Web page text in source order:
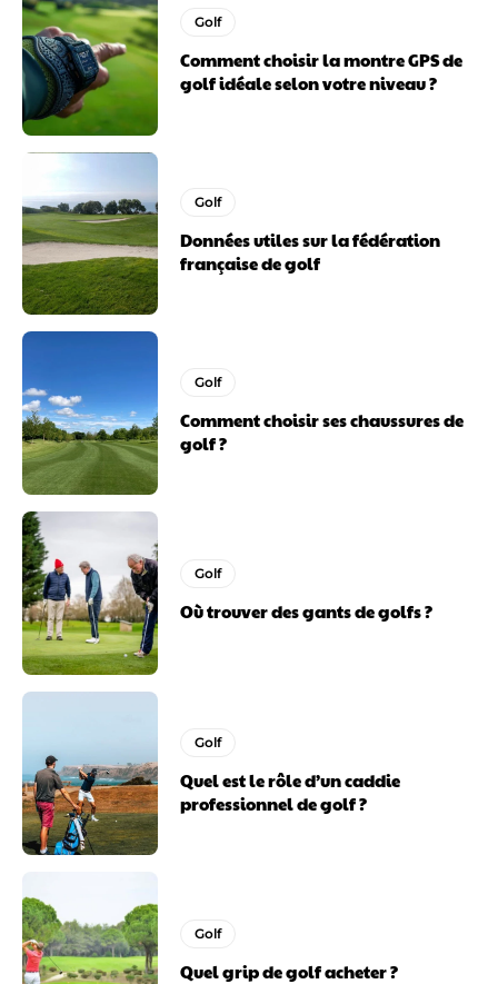
Golf
Comment choisir la montre GPS de
golf idéale selon votre niveau ?
Golf
Données utiles sur la fédération
française de golf
Golf
Comment choisir ses chaussures de
golf ?
Golf
Où trouver des gants de golfs ?
Golf
Quel est le rôle d’un caddie
professionnel de golf ?
Golf
Quel grip de golf acheter ?